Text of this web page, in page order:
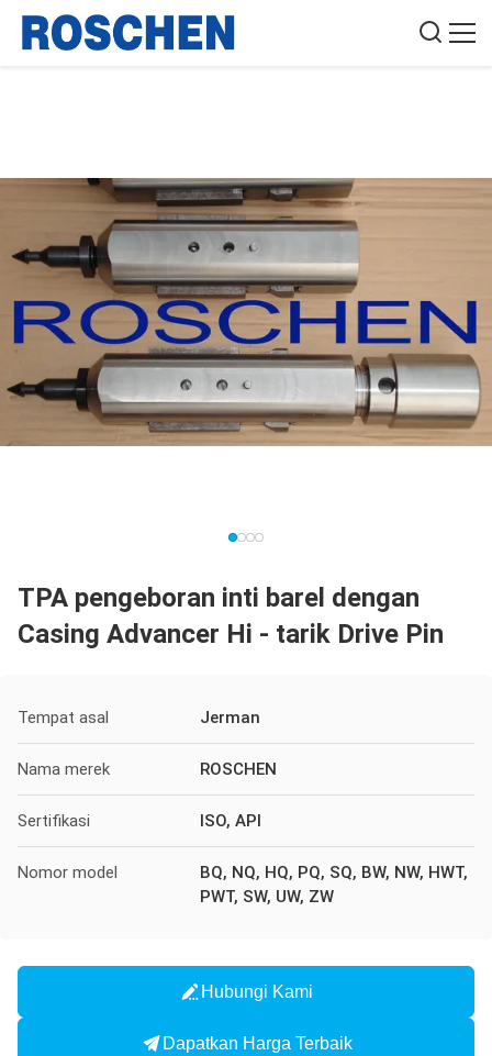
TPA pengeboran inti barel dengan
Casing Advancer Hi - tarik Drive Pin
Tempat asal Jerman
Nama merek ROSCHEN
Sertifikasi ISO, API
Nomor model
BQ, NQ, HQ, PQ, SQ, BW, NW, HWT,
PWT, SW, UW, ZW
Hubungi Kami
Dapatkan Harga Terbaik